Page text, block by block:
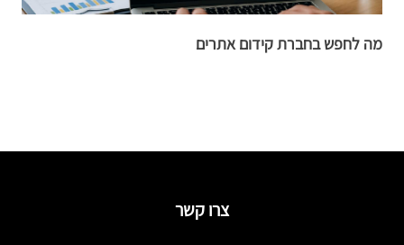
מה לחפש בחברת קידום אתרים
צרו קשר